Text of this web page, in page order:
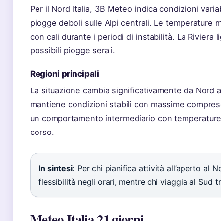
Per il Nord Italia, 3B Meteo indica condizioni
piogge deboli sulle Alpi centrali. Le temperature
con cali durante i periodi di instabilità. La Riviera
possibili piogge serali.
Regioni principali
La situazione cambia significativamente da Nord
mantiene condizioni stabili con massime
un comportamento intermediario con
corso.
In sintesi: Per chi pianifica attività all’aperto al
flessibilità negli orari, mentre chi viaggia al Sud